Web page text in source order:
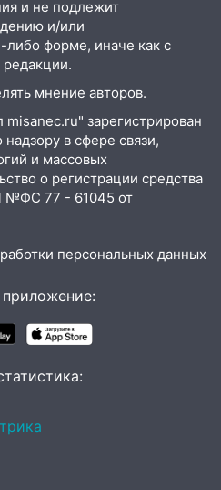
и не подлежит
и/или
либо форме, иначе как с
мнение авторов.
зарегистрирован
в сфере связи,
и массовых
о регистрации средства
№ФС 77 - 61045 от
персональных данных
приложение: